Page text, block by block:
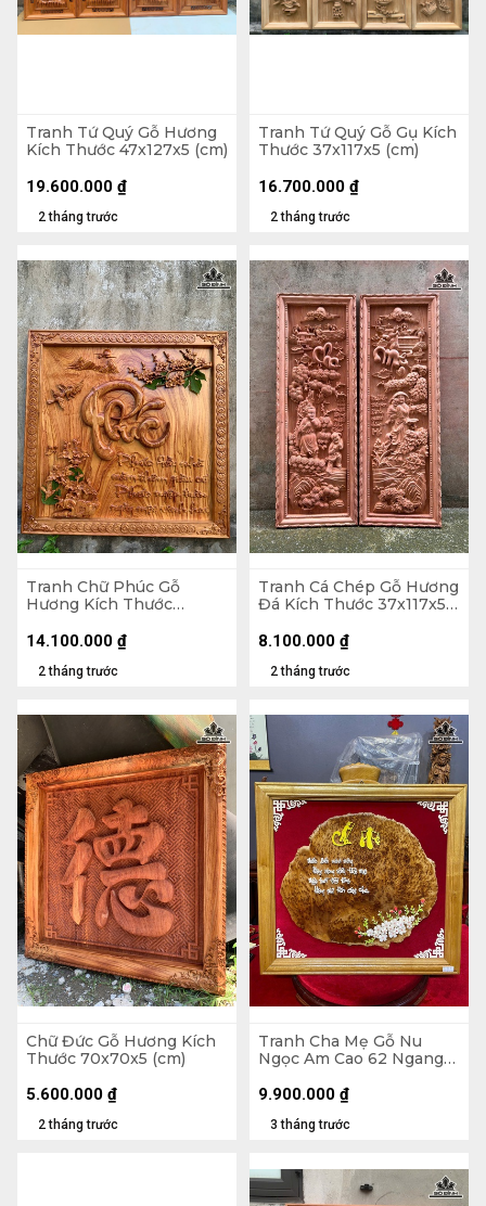
Tranh Tứ Quý Gỗ Hương
Kích Thước 47x127x5 (cm)
2 tháng trước
19.600.000 ₫
Tranh Tứ Quý Gỗ Gụ Kích
Thước 37x117x5 (cm)
2 tháng trước
16.700.000 ₫
Tranh Chữ Phúc Gỗ
Hương Kích Thước
2 tháng trước
14.100.000 ₫
Tranh Cá Chép Gỗ Hương
Đá Kích Thước 37x117x5
2 tháng trước
8.100.000 ₫
Chữ Đức Gỗ Hương Kích
Thước 70x70x5 (cm)
2 tháng trước
5.600.000 ₫
Tranh Cha Mẹ Gỗ Nu
Ngọc Am Cao 62 Ngang
3 tháng trước
9.900.000 ₫